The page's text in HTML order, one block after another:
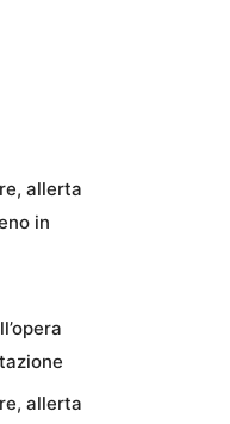
allerta
in
allerta